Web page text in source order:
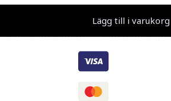
Lägg till i varukorg